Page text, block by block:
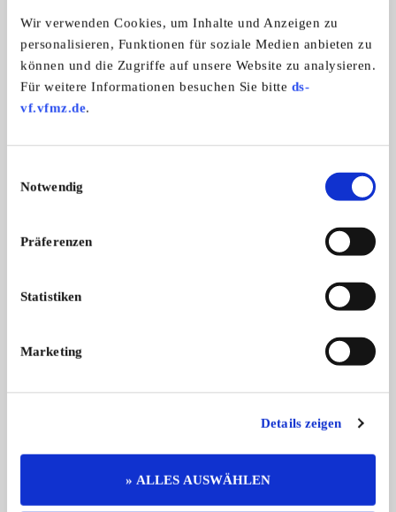
Wir verwenden Cookies, um Inhalte und Anzeigen zu
personalisieren, Funktionen für soziale Medien anbieten zu
können und die Zugriffe auf unsere Website zu analysieren.
Für weitere Informationen besuchen Sie bitte ds-
vf.vfmz.de.
Notwendig
Präferenzen
Statistiken
Marketing
Details zeigen
» ALLES AUSWÄHLEN
Automarken:
Wanderer
Zweiradmarken:
Wanderer
e.V. Zwickau
Sie vertreten dieses Unternehmen? Übernehmen Sie
EINTRAG JETZT ÜBERNEHMEN